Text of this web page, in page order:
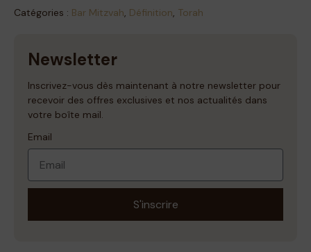
Catégories : Bar Mitzvah, Définition, Torah
Newsletter
Inscrivez-vous dès maintenant à notre newsletter pour
recevoir des offres exclusives et nos actualités dans
votre boîte mail.
Email
S'inscrire